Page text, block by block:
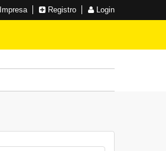
Registro Login